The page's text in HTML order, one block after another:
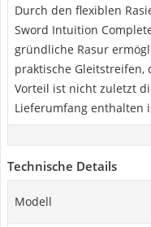
Durch den flexiblen
Sword Intuition
gründliche Rasur
praktische Gleitstreifen,
Vorteil ist nicht zuletzt
Lieferumfang enthalten
Technische Details
Modell